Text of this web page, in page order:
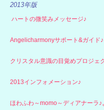
2013年版
ハートの微笑みメッセージ♪
Angelicharmonyサポート&ガイド♪
クリスタル意識の目覚めプロジェ
2013インフォメーション♪
ほわふわ～momo～ディアナーラ